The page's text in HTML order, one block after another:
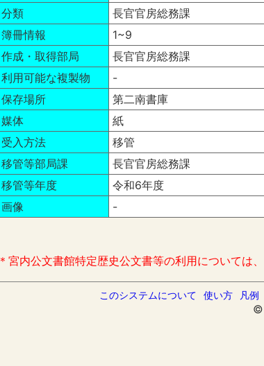
分類
長官官房総務課
簿冊情報
1~9
作成・取得部局
長官官房総務課
利用可能な複製物
-
保存場所
第二南書庫
媒体
紙
受入方法
移管
移管等部局課
長官官房総務課
移管等年度
令和6年度
画像
-
＊宮内公文書館特定歴史公文書等の利用については、
このシステムについて 使い方 凡例
©